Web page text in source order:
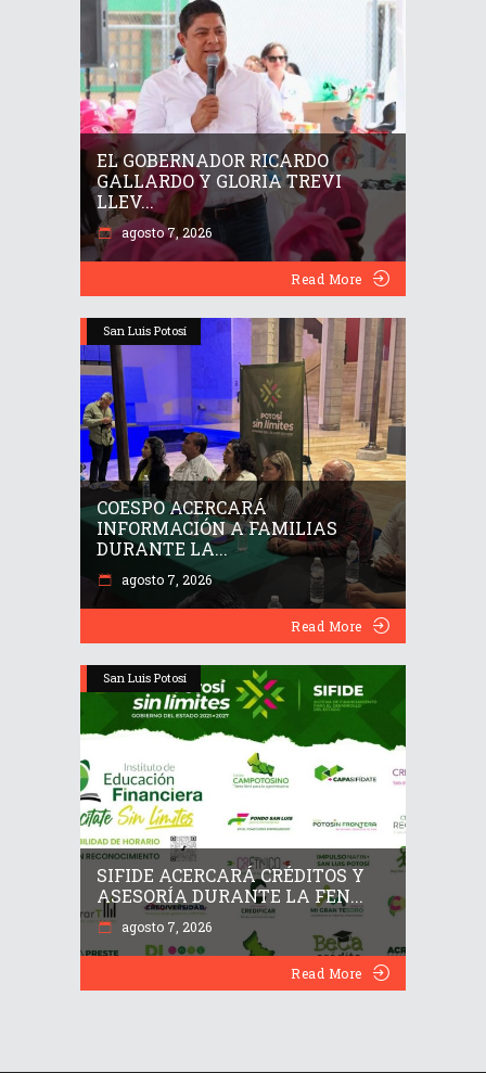
EL GOBERNADOR RICARDO
GALLARDO Y GLORIA TREVI
LLEV...
agosto 7, 2026
Read More
San Luis Potosí
COESPO ACERCARÁ
INFORMACIÓN A FAMILIAS
DURANTE LA...
agosto 7, 2026
Read More
San Luis Potosí
SIFIDE ACERCARÁ CRÉDITOS Y
ASESORÍA DURANTE LA FEN...
agosto 7, 2026
Read More